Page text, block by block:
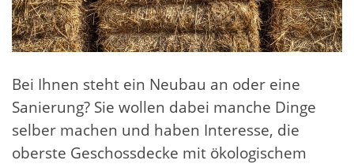
Bei Ihnen steht ein Neubau an oder eine
Sanierung? Sie wollen dabei manche Dinge
selber machen und haben Interesse, die
oberste Geschossdecke mit ökologischem